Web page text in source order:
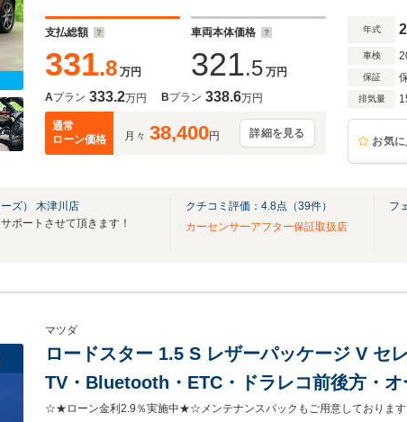
TV
支払総額
331.8 万円
車両本体価格
321.5 万円
Aプラン 333.2万円 Bプラン 338.6万円
通常
ローン価格
月々 38,400円 詳細を見る
年式
車検
保証
排気量
お気
ズ） 木津川店
ポートさせて頂きます！
クチコミ評価： 4.8点（39件）
カーセンサーアフター保証取扱店
フ
マツダ
ロードスター 1.5 S レザーパッケージ V セ
TV・Bluetooth・ETC・ドラレコ前後方・
ートヒーター・純正16インチアルミ・LED